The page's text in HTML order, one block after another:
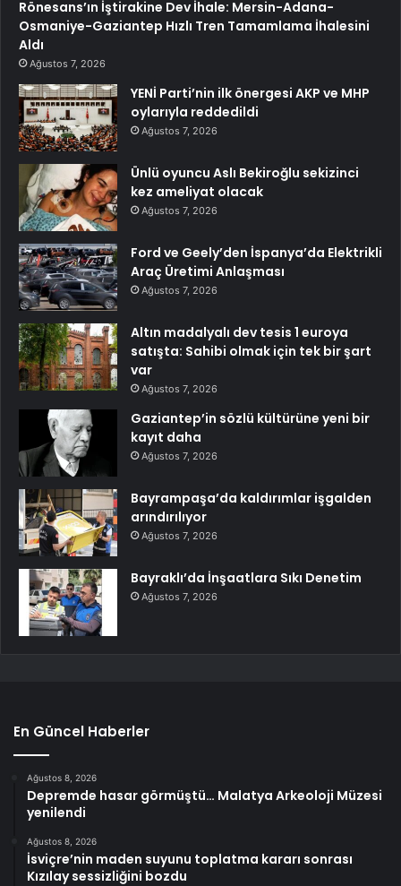
Rönesans’ın İştirakine Dev İhale: Mersin-Adana-
Osmaniye-Gaziantep Hızlı Tren Tamamlama İhalesini
Aldı
Ağustos 7, 2026
YENİ Parti’nin ilk önergesi AKP ve MHP
oylarıyla reddedildi
Ağustos 7, 2026
Ünlü oyuncu Aslı Bekiroğlu sekizinci
kez ameliyat olacak
Ağustos 7, 2026
Ford ve Geely’den İspanya’da Elektrikli
Araç Üretimi Anlaşması
Ağustos 7, 2026
Altın madalyalı dev tesis 1 euroya
satışta: Sahibi olmak için tek bir şart
var
Ağustos 7, 2026
Gaziantep’in sözlü kültürüne yeni bir
kayıt daha
Ağustos 7, 2026
Bayrampaşa’da kaldırımlar işgalden
arındırılıyor
Ağustos 7, 2026
Bayraklı’da İnşaatlara Sıkı Denetim
Ağustos 7, 2026
En Güncel Haberler
Ağustos 8, 2026
Depremde hasar görmüştü… Malatya Arkeoloji Müzesi
yenilendi
Ağustos 8, 2026
İsviçre’nin maden suyunu toplatma kararı sonrası
Kızılay sessizliğini bozdu